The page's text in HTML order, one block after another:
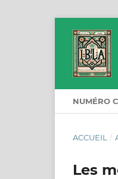
NUMÉRO
ACCUEIL /
Les